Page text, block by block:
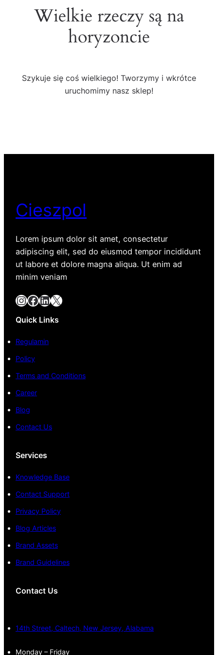
Wielkie rzeczy są na
horyzoncie
Szykuje się coś wielkiego! Tworzymy i wkrótce
uruchomimy nasz sklep!
Cieszpol
Lorem ipsum dolor sit amet, consectetur
adipiscing elit, sed do eiusmod tempor incididunt
ut labore et dolore magna aliqua. Ut enim ad
minim veniam
InstagramFacebook LinkedIn X
Quick Links
Regulamin
Policy
Terms and Conditions
Career
Blog
Contact Us
Services
Knowledge Base
Contact Support
Privacy Policy
Blog Articles
Brand Assets
Brand Guidelines
Contact Us
14th Street, Caltech, New Jersey, Alabama
Monday – Friday